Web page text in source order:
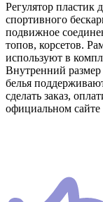
Регулятор пластик
спортивного
подвижное
топов, корсетов.
используют в
Внутренний
белья
сделать заказ,
официальном сайте